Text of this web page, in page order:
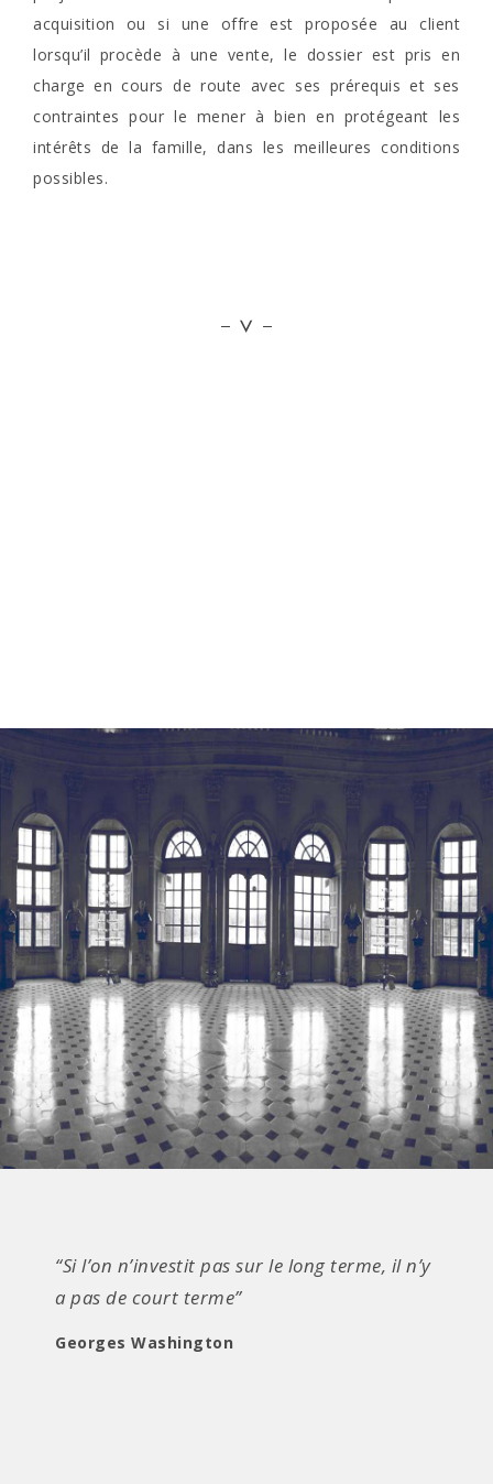
acquisition ou si une offre est proposée au client
lorsqu’il procède à une vente, le dossier est pris en
charge en cours de route avec ses prérequis et ses
contraintes pour le mener à bien en protégeant les
intérêts de la famille, dans les meilleures conditions
possibles.
“Si l’on n’investit pas sur le long terme, il n’y
a pas de court terme”
Georges Washington